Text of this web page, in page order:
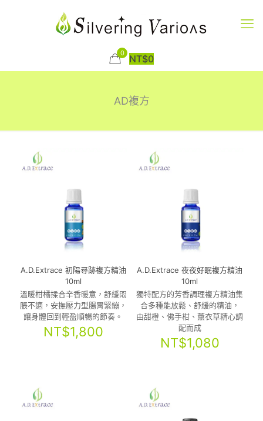
0 NT$0
AD複方
A.D.Extrace 初陽尋跡複方精油
10ml
溫暖柑橘揉合辛香暖意，舒緩悶
脹不適，安撫壓力型腸胃緊繃，
讓身體回到輕盈順暢的節奏。
NT$1,800
A.D.Extrace 夜夜好眠複方精油
10ml
獨特配方的芳香調理複方精油集
合多種能放鬆、舒緩的精油，
由甜橙、佛手柑、薰衣草精心調
配而成
NT$1,080